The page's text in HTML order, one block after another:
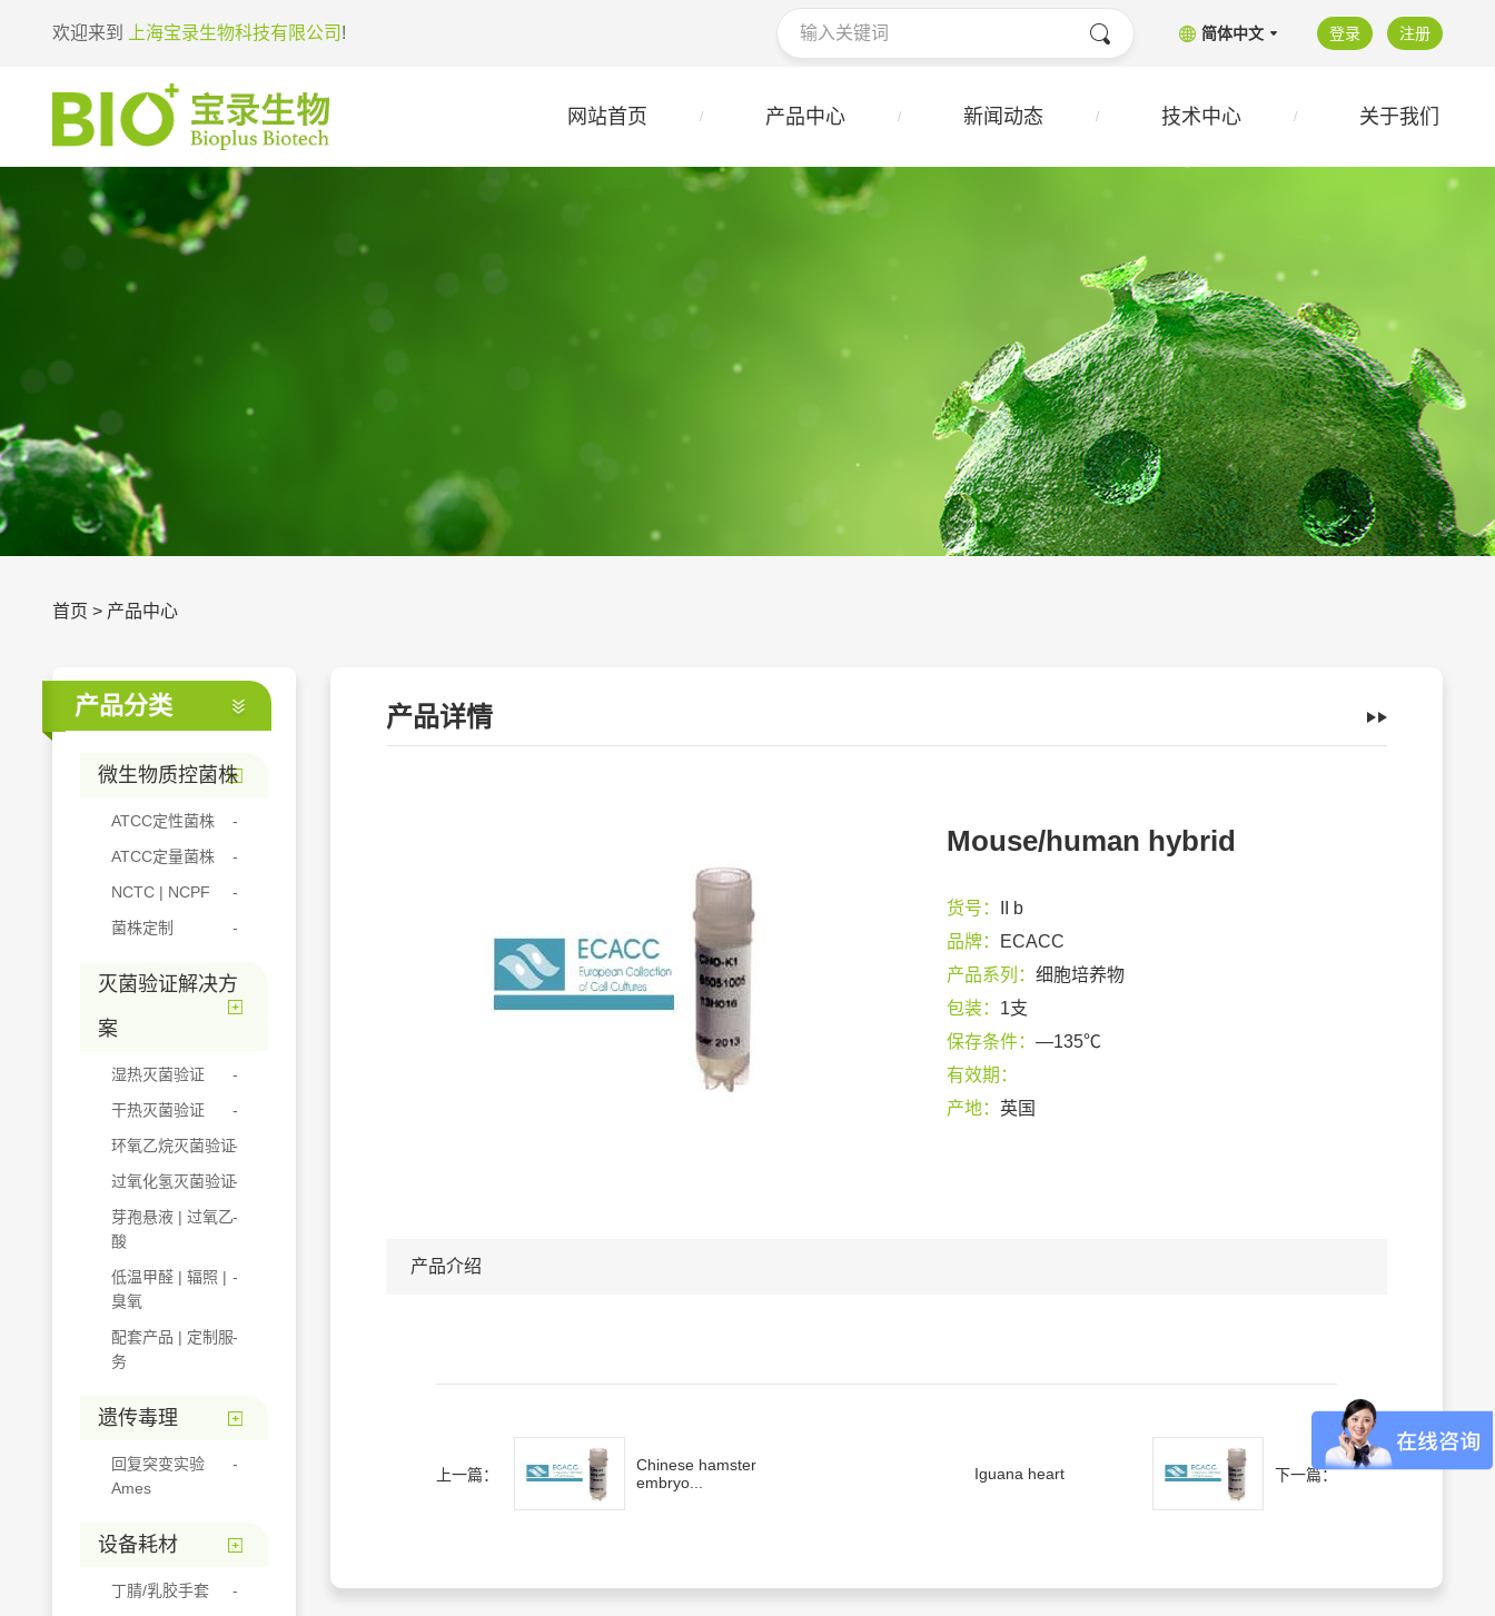
欢迎来到 上海宝录生物科技有限公司 ! 简体中文 登录 注册
网站首页 产品中心 新闻动态 技术中心 关于我们
首页 > 产品中心
产品分类
微生物质控菌株
ATCC定性菌株
ATCC定量菌株
NCTC | NCPF
菌株定制
灭菌验证解决方
案
湿热灭菌验证
干热灭菌验证
环氧乙烷灭菌验证
过氧化氢灭菌验证
芽孢悬液 | 过氧乙
酸
低温甲醛 | 辐照 |
臭氧
配套产品 | 定制服
务
遗传毒理
回复突变实验
Ames
设备耗材
丁腈/乳胶手套
产品详情
Mouse/human hybrid
货号：
II b
品牌：
ECACC
产品系列： 细胞培养物
包装： 1支
保存条件： —135℃
有效期：
产地： 英国
产品介绍
上一篇：
Chinese hamster
embryo...
Iguana heart 下一篇：